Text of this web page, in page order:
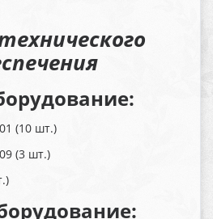
(10 шт.)
(3 шт.)